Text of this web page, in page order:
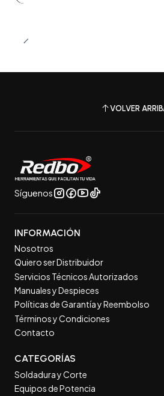
VOLVER
Síguenos
INFORMACIÓN
Nosotros
Quiero ser Distribuidor
Servicios Técnicos Autorizados
Manuales y Despieces
Políticas de Garantía y Reembolso
Términos y Condiciones
Contacto
CATEGORÍAS
Soldadura y Corte
Equipos de Potencia